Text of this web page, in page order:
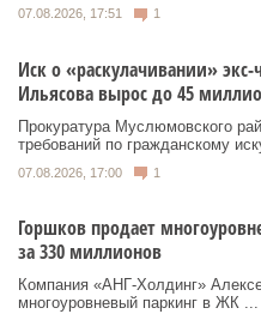
07.08.2026, 17:51 1
Иск о «раскулачивании»
Ильясова вырос до 45
Прокуратура Муслюмовского
требований по гражданскому
07.08.2026, 17:00 1
Горшков продает
за 330 миллионов
Компания «АНГ-Холдинг»
многоуровневый паркинг в ЖК ...